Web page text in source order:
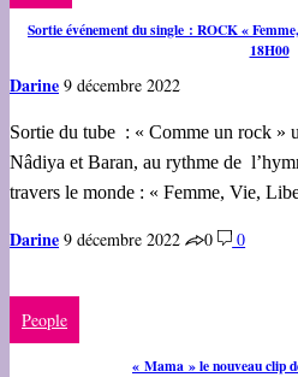
Sortie événement du single : ROCK «
18H00
Darine 9 décembre 2022
Sortie du tube : « Comme un rock »
Nâdiya et Baran, au rythme de
travers le monde : « Femme, Vie,
Darine 9 décembre 2022 0 0
People
« Mama » le nouveau clip